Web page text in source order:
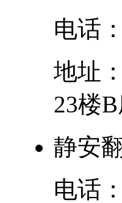
电话：
地址：
23楼
静安
电话：